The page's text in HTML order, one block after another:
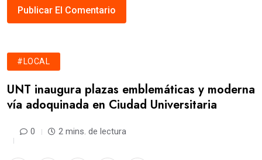
#LOCAL
UNT inaugura plazas emblemáticas y moderna
vía adoquinada en Ciudad Universitaria
0 2 mins. de lectura